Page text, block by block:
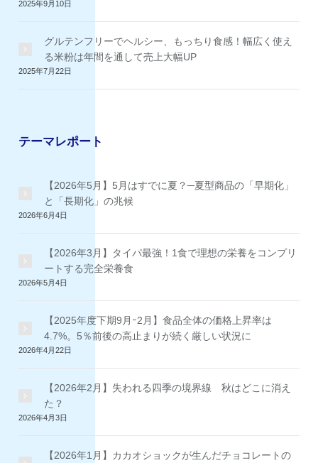
2025年9月10日
グルテンフリーでヘルシー、もっちり食感！幅広く使え
る米粉は年間を通して売上大幅UP
2025年7月22日
テーマレポート
【2026年5月】5月はすでに夏？─夏型商品の「早期化」
と「長期化」の兆候
2026年6月4日
【2026年3月】タイパ最強！1食で理想の栄養をコンプリ
ートする完全栄養食
2026年5月4日
【2025年度下期9月ｰ2月】食品全体の価格上昇率は
4.7%。5％前後の高止まりが続く厳しい状況に
2026年4月22日
【2026年2月】失われる四季の境界線 秋はどこに消え
た？
2026年4月3日
【2026年1月】カカオショックが生んだチョコレートの